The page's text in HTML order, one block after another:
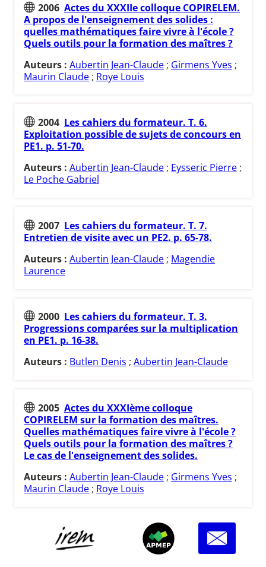
2006 Actes du XXXIIe colloque COPIRELEM.
A propos de l'enseignement des solides :
quelles mathématiques faire vivre à l'école ?
Quels outils pour la formation des maîtres ?
Auteurs : Aubertin Jean-Claude ; Girmens Yves ;
Maurin Claude ; Roye Louis
2004 Les cahiers du formateur. T. 6.
Exploitation possible de sujets de concours en
PE1. p. 51-70.
Auteurs : Aubertin Jean-Claude ; Eysseric Pierre ;
Le Poche Gabriel
2007 Les cahiers du formateur. T. 7.
Entretien de visite avec un PE2. p. 65-78.
Auteurs : Aubertin Jean-Claude ; Magendie
Laurence
2000 Les cahiers du formateur. T. 3.
Progressions comparées sur la multiplication
en PE1. p. 16-38.
Auteurs : Butlen Denis ; Aubertin Jean-Claude
2005 Actes du XXXIème colloque
COPIRELEM sur la formation des maîtres.
Quelles mathématiques faire vivre à l'école ?
Quels outils pour la formation des maîtres ?
Le cas de l'enseignement des solides.
Auteurs : Aubertin Jean-Claude ; Girmens Yves ;
Maurin Claude ; Roye Louis